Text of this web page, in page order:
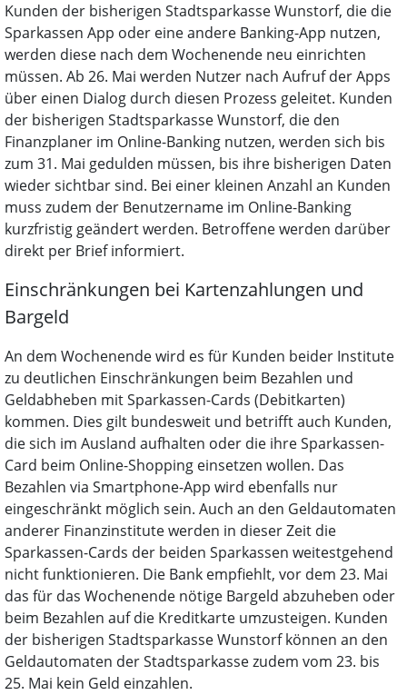
Kunden der bisherigen Stadtsparkasse Wunstorf, die die
Sparkassen App oder eine andere Banking-App nutzen,
werden diese nach dem Wochenende neu einrichten
müssen. Ab 26. Mai werden Nutzer nach Aufruf der Apps
über einen Dialog durch diesen Prozess geleitet. Kunden
der bisherigen Stadtsparkasse Wunstorf, die den
Finanzplaner im Online-Banking nutzen, werden sich bis
zum 31. Mai gedulden müssen, bis ihre bisherigen Daten
wieder sichtbar sind. Bei einer kleinen Anzahl an Kunden
muss zudem der Benutzername im Online-Banking
kurzfristig geändert werden. Betroffene werden darüber
direkt per Brief informiert.
Einschränkungen bei Kartenzahlungen und
Bargeld
An dem Wochenende wird es für Kunden beider Institute
zu deutlichen Einschränkungen beim Bezahlen und
Geldabheben mit Sparkassen-Cards (Debitkarten)
kommen. Dies gilt bundesweit und betrifft auch Kunden,
die sich im Ausland aufhalten oder die ihre Sparkassen-
Card beim Online-Shopping einsetzen wollen. Das
Bezahlen via Smartphone-App wird ebenfalls nur
eingeschränkt möglich sein. Auch an den Geldautomaten
anderer Finanzinstitute werden in dieser Zeit die
Sparkassen-Cards der beiden Sparkassen weitestgehend
nicht funktionieren. Die Bank empfiehlt, vor dem 23. Mai
das für das Wochenende nötige Bargeld abzuheben oder
beim Bezahlen auf die Kreditkarte umzusteigen. Kunden
der bisherigen Stadtsparkasse Wunstorf können an den
Geldautomaten der Stadtsparkasse zudem vom 23. bis
25. Mai kein Geld einzahlen.